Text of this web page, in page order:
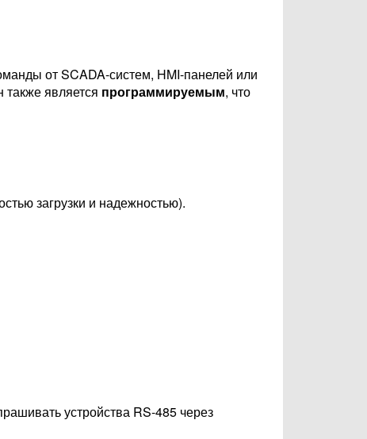
от SCADA-систем, HMI-панелей или
является программируемым, что
загрузки и надежностью).
устройства RS-485 через